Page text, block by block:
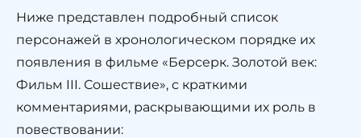
Ниже представлен подробный список
персонажей в хронологическом порядке их
появления в фильме «Берсерк. Золотой век:
Фильм III. Сошествие», с краткими
комментариями, раскрывающими их роль в
повествовании: